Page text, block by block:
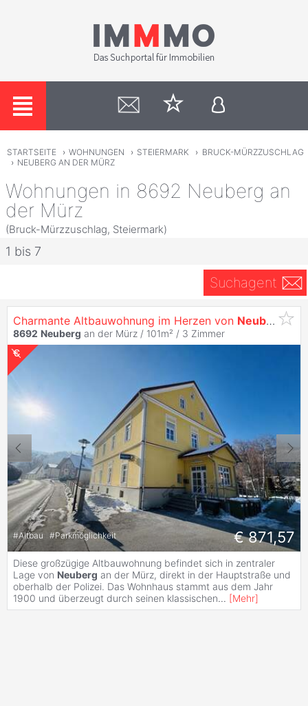
STARTSEITE › WOHNUNGEN › STEIERMARK › BRUCK-MÜRZZUSCHLAG
› NEUBERG AN DER MÜRZ
Wohnungen in 8692 Neuberg an
der Mürz
(Bruck-Mürzzuschlag, Steiermark)
1 bis 7
Suchagent
Charmante Altbauwohnung im Herzen von Neuberg an
8692 Neuberg an der Mürz / 101m² / 3 Zimmer
#Altbau #Parkmöglichkeit € 871,57
Diese großzügige Altbauwohnung befindet sich in zentraler
Lage von Neuberg an der Mürz, direkt in der Hauptstraße und
oberhalb der Polizei. Das Wohnhaus stammt aus dem Jahr
1900 und überzeugt durch seinen klassischen... [Mehr]